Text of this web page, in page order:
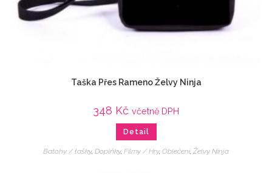
Taška Přes Rameno Želvy Ninja
348 Kč včetně DPH
Detail
Batohy / tašky, Doplňky, Filmy / Hry, Oblečení,Želvy Ninja